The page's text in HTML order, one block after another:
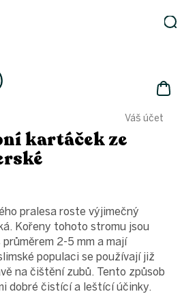
Váš účet
kartáček ze
pralesa roste výjimečný
Kořeny tohoto stromu jsou
2-5 mm a mají
populaci se používají již
na čištění zubů. Tento způsob
dobré čistící a leštící účinky.